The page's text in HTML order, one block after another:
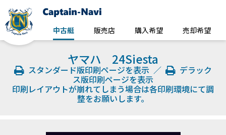
中古艇 販売店 購入希望 売却希望
ヤマハ 24Siesta
スタンダード版印刷ページを表示 ／
デラック
ス版印刷ページを表示
印刷レイアウトが崩れてしまう場合は各印刷環境にて調
整をお願いします。